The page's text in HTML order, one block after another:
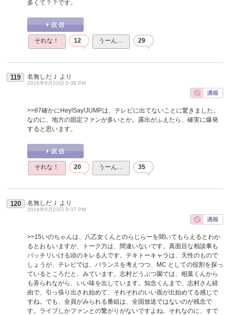
多くて？？です。
それな！ 12 うーん… 29
119 名無しだＪ より
2016年8月23日 5:38 PM
>>87確かにHey!Say!JUMPは、テレビに出てないことに驚きました。
なのに、地方の固定ファンが多いとか。露出がふえたら、確実に爆発
すると思います。
それな！ 20 うーん… 35
120 名無しだＪ より
2016年8月23日 8:37 PM
>>15いのちゃんは、八乙女くんとのらじらーを聞いてもらえるとわか
るとおもいますが、トーク力は、間違いないです。真面目な相談事も
バッチリいける頭のキレる人です。テキトーキャラは、天性のもので
しょうが、テレビでは、バランスを考えつつ、MC としての役割を探っ
ているところだと、みています。志村どうぶつ園では、相葉くんから
も弄られながら、いい味を出しています。知念くんまで、志村さん経
由で、引っ張り出され始めて、それぞれのいい面が出始めてる感じで
すね。でも、全員がみられる番組は、全国放送ではないのが残念で
す。ライブしかファンとの繋がりがないですよね。それなのに、すで